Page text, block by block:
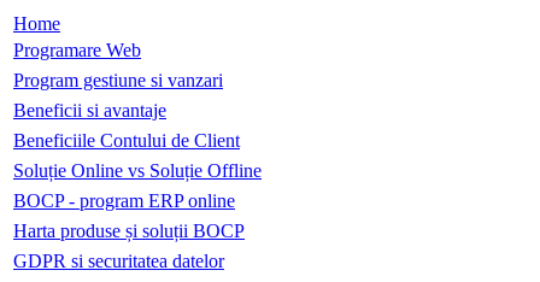
Home
Programare Web
Program gestiune si vanzari
Beneficii si avantaje
Beneficiile Contului de Client
Soluție Online vs Soluție Offline
BOCP - program ERP online
Harta produse și soluții BOCP
GDPR si securitatea datelor